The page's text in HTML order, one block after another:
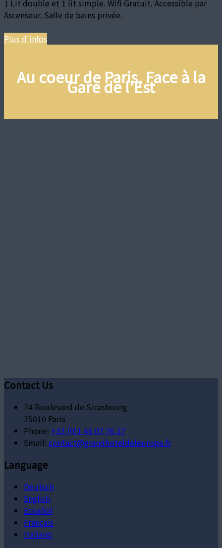
1 Lit double et 1 lit simple. Wifi Gratuit. Accessible par
Ascenseur. Salle de bains privée.
Plus d'infos
Au coeur de Paris, Face à la
Gare de l'Est
Contact Us
74 Boulevard de Strasbourg
75010 Paris
Phone: +33 (0)1 46 07 76 27
Email: contact@grandhoteldeleurope.fr
Language
Deutsch
English
Español
Français
Italiano